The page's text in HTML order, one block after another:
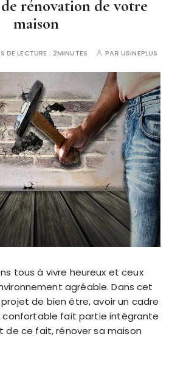
rénovation de votre
maison
DE LECTURE : 2MINUTES PAR USINEPLUS
tous à vivre heureux et ceux
agréable. Dans cet
de bien être, avoir un cadre
fait partie intégrante
de ce fait, rénover sa maison